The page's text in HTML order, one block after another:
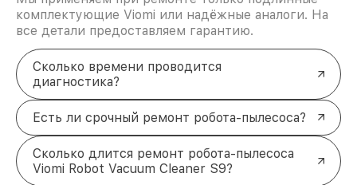
комплектующие Viomi или надёжные аналоги. На
все детали предоставляем гарантию.
Сколько времени проводится
диагностика?
Есть ли срочный ремонт робота-пылесоса?
Сколько длится ремонт робота-пылесоса
Viomi Robot Vacuum Cleaner S9?